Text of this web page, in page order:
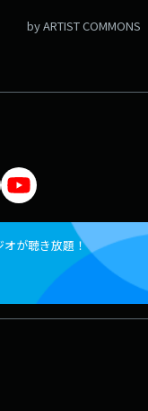
by ARTIST COMMONS
オが聴き放題！